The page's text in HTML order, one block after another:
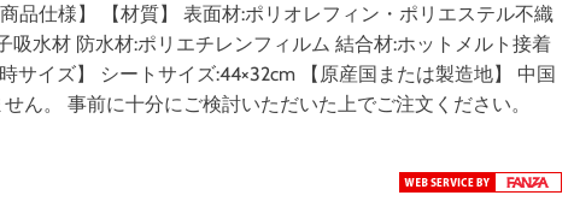
品仕様】 【材質】 表面材:ポリオレフィン・ポリエステル不織
水材 防水材:ポリエチレンフィルム 結合材:ホットメルト接着
サイズ】 シートサイズ:44×32cm 【原産国または製造地】 中国
ん。 事前に十分にご検討いただいた上でご注文ください。